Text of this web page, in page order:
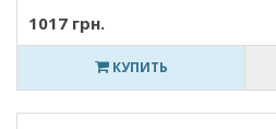
1017 грн.
КУПИТЬ